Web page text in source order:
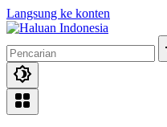
Langsung ke konten